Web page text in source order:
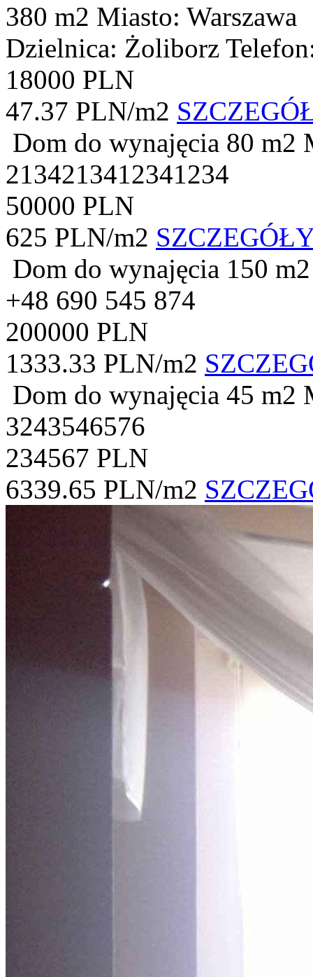
380 m2 Miasto: Warszawa
Dzielnica: Żoliborz
18000 PLN
47.37 PLN/m2
Dom do wynajęcia 80 m2
2134213412341234
50000 PLN
625 PLN/m2
Dom do wynajęcia 150 m2
+48 690 545 874
200000 PLN
1333.33 PLN/m2
Dom do wynajęcia 45 m2
3243546576
234567 PLN
6339.65 PLN/m2